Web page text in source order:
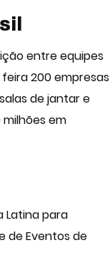
entre equipes
200 empresas
de jantar e
em
Latina para
de Eventos de